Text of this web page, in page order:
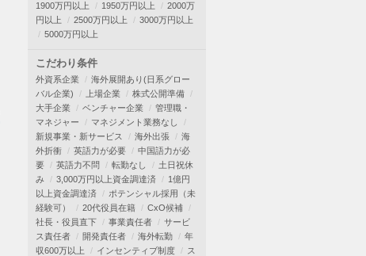
1900万円以上
1950万円以上
2000万
円以上
2500万円以上
3000万円以上
5000万円以上
こだわり条件
外資系企業
海外展開あり(日系グロー
バル企業)
上場企業
株式公開準備
大手企業
ベンチャー企業
管理職・
マネジャー
マネジメント業務なし
新規事業・新サービス
海外出張
海
外折衝
英語力が必要
中国語力が必
要
英語力不問 転勤なし
土日祝休
み
3,000万円以上資金調達済
1億円
以上資金調達済
ポテンシャル採用（未
経験可）
20代役員在籍
CxO候補
社長・役員直下
事業責任者
サービ
ス責任者
開発責任者 海外転勤
年
収600万以上
インセンティブ制度
ス